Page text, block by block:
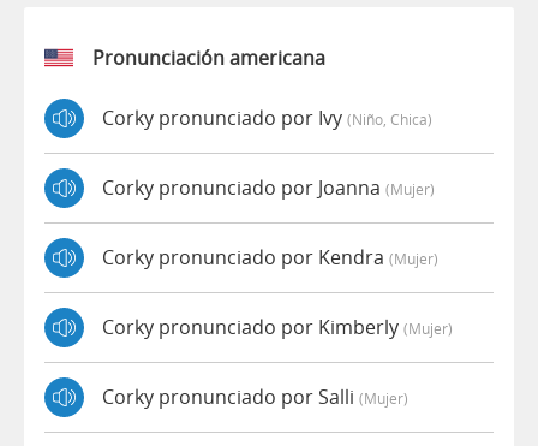
Pronunciación americana
Corky pronunciado por Ivy (niño, Chica)
Corky pronunciado por Joanna (mujer)
Corky pronunciado por Kendra (mujer)
Corky pronunciado por Kimberly (mujer)
Corky pronunciado por Salli (mujer)